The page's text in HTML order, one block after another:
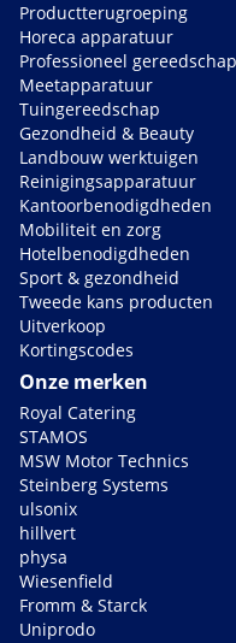
Productterugroeping
Horeca apparatuur
Professioneel gereedschap
Meetapparatuur
Tuingereedschap
Gezondheid & Beauty
Landbouw werktuigen
Reinigingsapparatuur
Kantoorbenodigdheden
Mobiliteit en zorg
Hotelbenodigdheden
Sport & gezondheid
Tweede kans producten
Uitverkoop
Kortingscodes
Onze merken
Royal Catering
STAMOS
MSW Motor Technics
Steinberg Systems
ulsonix
hillvert
physa
Wiesenfield
Fromm & Starck
Uniprodo